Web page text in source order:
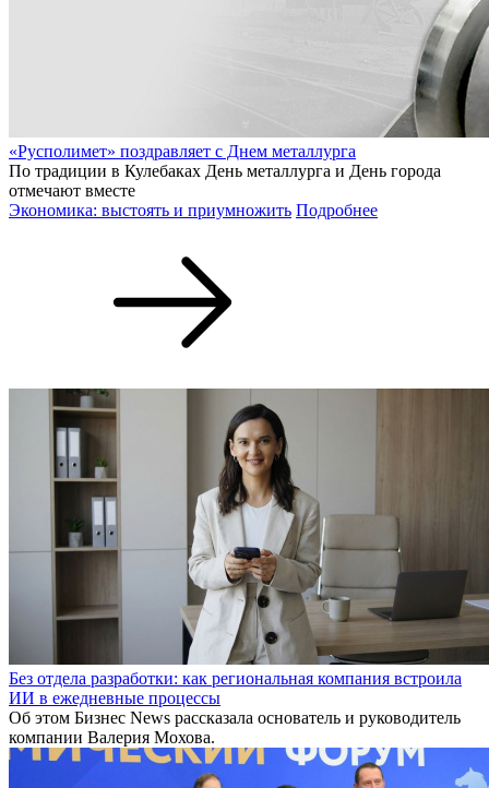
«Русполимет» поздравляет с Днем металлурга
По традиции в Кулебаках День металлурга и День города
отмечают вместе
Экономика: выстоять и приумножить Подробнее
Без отдела разработки: как региональная компания встроила
ИИ в ежедневные процессы
Об этом Бизнес News рассказала основатель и руководитель
компании Валерия Мохова.